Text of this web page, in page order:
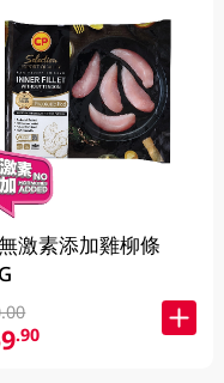
激素添加雞柳條
.90